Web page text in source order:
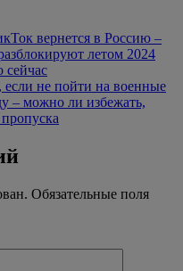
вернется в Россию –
летом 2024
сейчас
если не пойти на военные
– можно ли избежать,
Обязательные поля